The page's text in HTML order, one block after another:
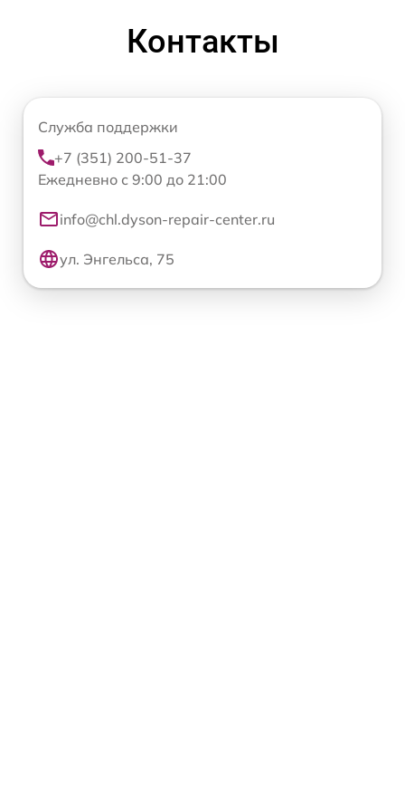
Контакты
Служба поддержки
+7 (351) 200-51-37
Ежедневно с 9:00 до 21:00
info@chl.dyson-repair-center.ru
ул. Энгельса, 75